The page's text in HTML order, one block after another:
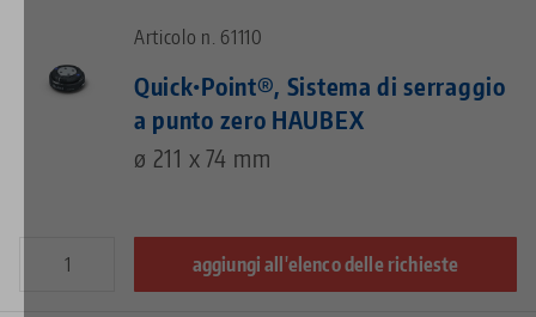
Articolo n. 61110
Quick•Point®, Sistema di serraggio
a punto zero HAUBEX
ø 211 x 74 mm
aggiungi all'elenco delle richieste